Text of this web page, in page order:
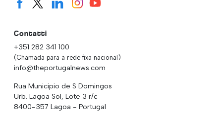
Contatti
+351 282 341 100
(Chamada para a rede fixa nacional)
info@theportugalnews.com
Rua Municipio de S Domingos
Urb. Lagoa Sol, Lote 3 r/c
8400-357 Lagoa - Portugal